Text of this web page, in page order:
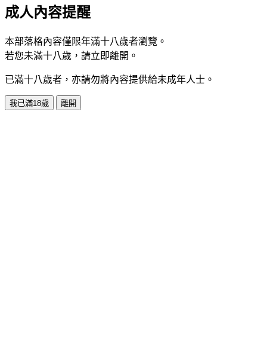
成人內容提醒
本部落格內容僅限年滿十八歲者瀏覽。
若您未滿十八歲，請立即離開。
已滿十八歲者，亦請勿將內容提供給未成年人士。
我已滿18歲 離開